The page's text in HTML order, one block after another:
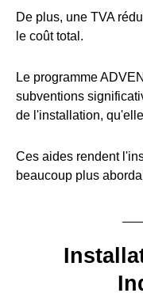
De plus, une TVA
le coût total.
Le programme
subventions
de l'installation,
Ces aides rendent
beaucoup plus